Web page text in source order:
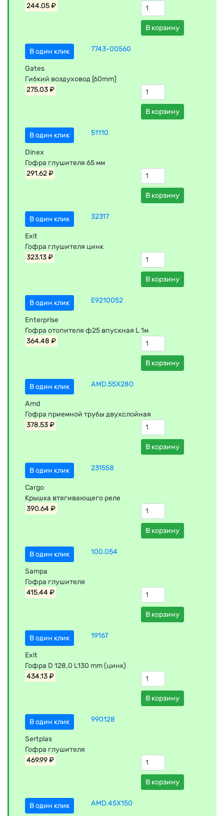
244.05 ₽
В корзину
В один клик 7743-00560
Gates
Гибкий воздуховод [60mm]
275.03 ₽
В корзину
В один клик 51110
Dinex
Гофра глушителя 65 мм
291.62 ₽
В корзину
В один клик 32317
Exit
Гофра глушителя цинк
323.13 ₽
В корзину
В один клик E9210052
Enterprise
Гофра отопителя ф25 впускная L 1м
364.48 ₽
В корзину
В один клик AMD.55X280
Amd
Гофра приемной трубы двухслойная
378.53 ₽
В корзину
В один клик 231558
Cargo
Крышка втягивающего реле
390.64 ₽
В корзину
В один клик 100.054
Sampa
Гофра глушителя
415.44 ₽
В корзину
В один клик 19167
Exit
Гофра D 128,0 L130 mm (цинк)
434.13 ₽
В корзину
В один клик 990128
Sertplas
Гофра глушителя
469.99 ₽
В корзину
В один клик AMD.45X150